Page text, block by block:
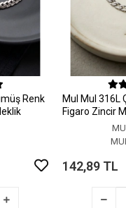
Renk
MuI MuI 316L
Figaro Zincir
142,89 TL